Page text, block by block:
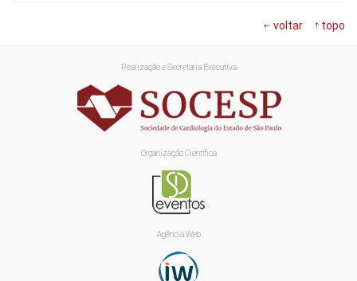
voltar topo
Realização e Secretaria Executiva
Organização Científica
Agência Web